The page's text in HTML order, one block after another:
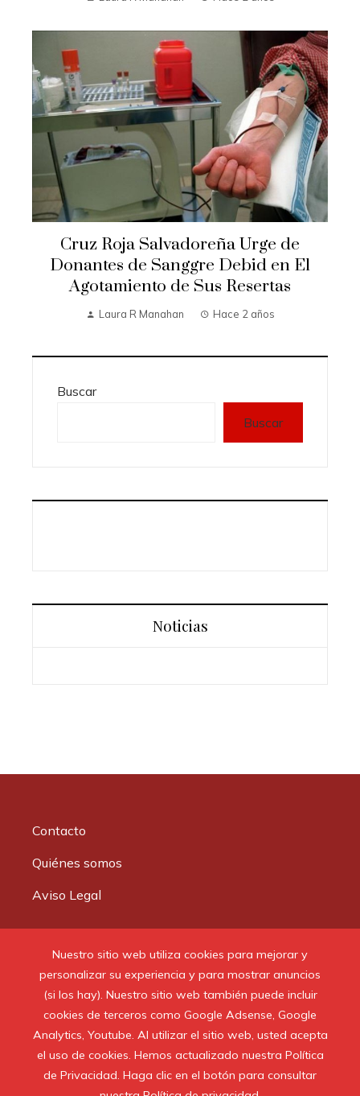
Nuestro sitio web utiliza cookies para mejorar y
personalizar su experiencia y para mostrar anuncios
(si los hay). Nuestro sitio web también puede incluir
cookies de terceros como Google Adsense, Google
Analytics, Youtube. Al utilizar el sitio web, usted acepta
el uso de cookies. Hemos actualizado nuestra Política
de Privacidad. Haga clic en el botón para consultar
Cruz Roja Salvadoreña Urge de
Donantes de Sanggre Debid en El
Agotamiento de Sus Resertas
Laura R Manahan Hace 2 años
Buscar
Buscar
Noticias
Contacto
Quiénes somos
Aviso Legal
© 2020 Todos los derechos reservados.